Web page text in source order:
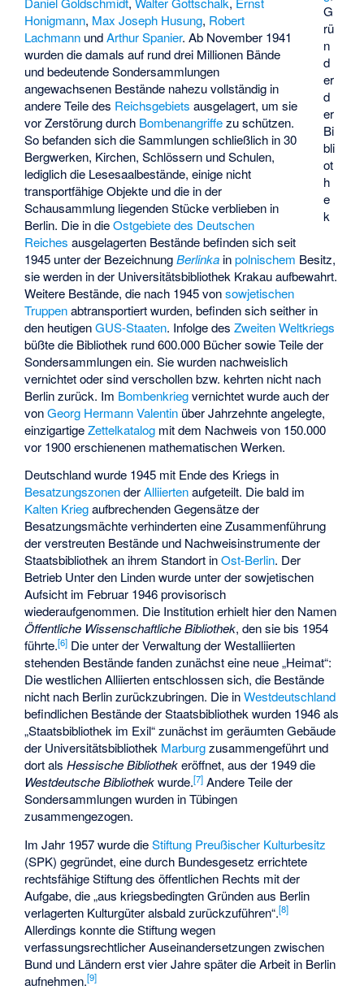
G
rü
n
d
er
d
er
Bi
bli
ot
h
e
k
Honigmann, Max Joseph Husung, Robert
Lachmann undArthur Spanier. Ab November 1941
wurden die damals auf rund drei Millionen Bände
und bedeutende Sondersammlungen
angewachsenen Bestände nahezu vollständig in
andere Teile des Reichsgebiets ausgelagert, um sie
vor Zerstörung durch Bombenangriffezu schützen.
So befanden sich die Sammlungen schließlich in 30
Bergwerken, Kirchen, Schlössern und Schulen,
lediglich die Lesesaalbestände, einige nicht
transportfähige Objekte und die in der
Schausammlung liegenden Stücke verblieben in
Berlin. Die in dieOstgebiete des Deutschen
Reiches ausgelagerten Bestände befinden sich seit
1945 unter der BezeichnungBerlinka inpolnischem Besitz,
sie werden in der Universitätsbibliothek Krakau aufbewahrt.
Weitere Bestände, die nach 1945 vonsowjetischen
Truppenabtransportiert wurden, befinden sich seither in
den heutigenGUS-Staaten. Infolge desZweiten Weltkriegs
büßte die Bibliothek rund 600.000 Bücher sowie Teile der
Sondersammlungen ein. Sie wurden nachweislich
vernichtet oder sind verschollen bzw. kehrten nicht nach
Berlin zurück. Im Bombenkriegvernichtet wurde auch der
vonGeorg Hermann Valentin über Jahrzehnte angelegte,
einzigartigeZettelkatalog mit dem Nachweis von 150.000
vor 1900 erschienenen mathematischen Werken.
Deutschland wurde 1945 mit Ende des Kriegs in
BesatzungszonenderAlliiertenaufgeteilt. Die bald im
Kalten Kriegaufbrechenden Gegensätze der
Besatzungsmächte verhinderten eine Zusammenführung
der verstreuten Bestände und Nachweisinstrumente der
Staatsbibliothek an ihrem Standort inOst-Berlin. Der
Betrieb Unter den Linden wurde unter der sowjetischen
Aufsicht im Februar 1946 provisorisch
wiederaufgenommen. Die Institution erhielt hier den Namen
Öffentliche Wissenschaftliche Bibliothek, den sie bis 1954
führte.[6] Die unter der Verwaltung der Westalliierten
stehenden Bestände fanden zunächst eine neue „Heimat“:
Die westlichen Alliierten entschlossen sich, die Bestände
nicht nach Berlin zurückzubringen. Die inWestdeutschland
befindlichen Bestände der Staatsbibliothek wurden 1946 als
„Staatsbibliothek im Exil“ zunächst im geräumten Gebäude
der Universitätsbibliothek Marburgzusammengeführt und
dort alsHessische Bibliothekeröffnet, aus der 1949 die
Westdeutsche Bibliothekwurde.[7] Andere Teile der
Sondersammlungen wurden in Tübingen
zusammengezogen.
Im Jahr 1957 wurde dieStiftung Preußischer Kulturbesitz
(SPK) gegründet, eine durch Bundesgesetz errichtete
rechtsfähige Stiftung des öffentlichen Rechts mit der
Aufgabe, die „aus kriegsbedingten Gründen aus Berlin
verlagerten Kulturgüter alsbald zurückzuführen“.[8]
Allerdings konnte die Stiftung wegen
verfassungsrechtlicher Auseinandersetzungen zwischen
Bund und Ländern erst vier Jahre später die Arbeit in Berlin
aufnehmen.[9]